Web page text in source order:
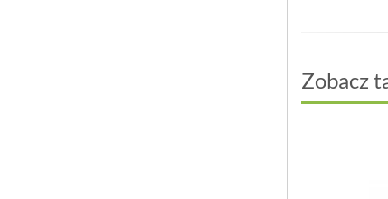
Zobacz